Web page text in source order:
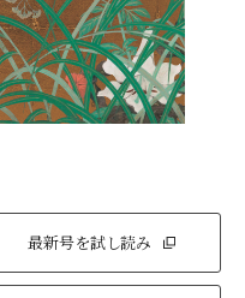
最新号を試し読み